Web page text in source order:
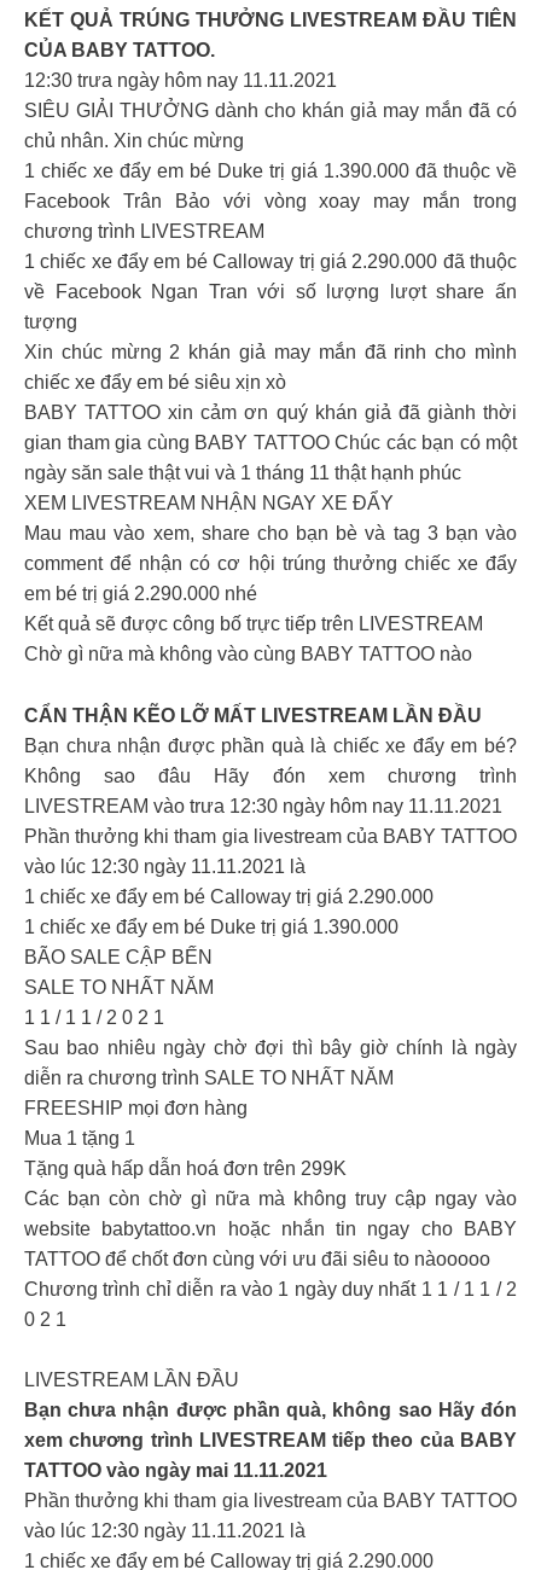
KẾT QUẢ TRÚNG THƯỞNG LIVESTREAM ĐẦU TIÊN
CỦA BABY TATTOO.
12:30 trưa ngày hôm nay 11.11.2021
SIÊU GIẢI THƯỞNG dành cho khán giả may mắn đã có
chủ nhân. Xin chúc mừng
1 chiếc xe đẩy em bé Duke trị giá 1.390.000 đã thuộc về
Facebook Trân Bảo với vòng xoay may mắn trong
chương trình LIVESTREAM
1 chiếc xe đẩy em bé Calloway trị giá 2.290.000 đã thuộc
về Facebook Ngan Tran với số lượng lượt share ấn
tượng
Xin chúc mừng 2 khán giả may mắn đã rinh cho mình
chiếc xe đẩy em bé siêu xịn xò
BABY TATTOO xin cảm ơn quý khán giả đã giành thời
gian tham gia cùng BABY TATTOO Chúc các bạn có một
ngày săn sale thật vui và 1 tháng 11 thật hạnh phúc
XEM LIVESTREAM NHẬN NGAY XE ĐẨY
Mau mau vào xem, share cho bạn bè và tag 3 bạn vào
comment để nhận có cơ hội trúng thưởng chiếc xe đẩy
em bé trị giá 2.290.000 nhé
Kết quả sẽ được công bố trực tiếp trên LIVESTREAM
Chờ gì nữa mà không vào cùng BABY TATTOO nào
CẨN THẬN KẼO LỠ MẤT LIVESTREAM LẦN ĐẦU
Bạn chưa nhận được phần quà là chiếc xe đẩy em bé?
Không sao đâu Hãy đón xem chương trình
LIVESTREAM vào trưa 12:30 ngày hôm nay 11.11.2021
Phần thưởng khi tham gia livestream của BABY TATTOO
vào lúc 12:30 ngày 11.11.2021 là
1 chiếc xe đẩy em bé Calloway trị giá 2.290.000
1 chiếc xe đẩy em bé Duke trị giá 1.390.000
BÃO SALE CẬP BẾN
SALE TO NHẤT NĂM
1 1 / 1 1 / 2 0 2 1
Sau bao nhiêu ngày chờ đợi thì bây giờ chính là ngày
diễn ra chương trình SALE TO NHẤT NĂM
FREESHIP mọi đơn hàng
Mua 1 tặng 1
Tặng quà hấp dẫn hoá đơn trên 299K
Các bạn còn chờ gì nữa mà không truy cập ngay vào
website babytattoo.vn hoặc nhắn tin ngay cho BABY
TATTOO để chốt đơn cùng với ưu đãi siêu to nàooooo
Chương trình chỉ diễn ra vào 1 ngày duy nhất 1 1 / 1 1 / 2
0 2 1
LIVESTREAM LẦN ĐẦU
Bạn chưa nhận được phần quà, không sao Hãy đón
xem chương trình LIVESTREAM tiếp theo của BABY
TATTOO vào ngày mai 11.11.2021
Phần thưởng khi tham gia livestream của BABY TATTOO
vào lúc 12:30 ngày 11.11.2021 là
1 chiếc xe đẩy em bé Calloway trị giá 2.290.000